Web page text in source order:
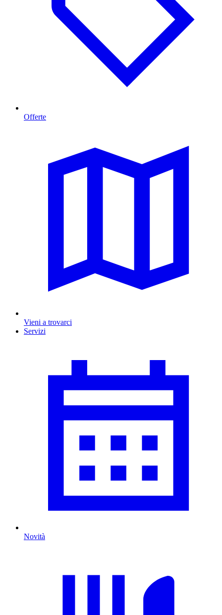
Offerte
Vieni a trovarci
Servizi
Novità